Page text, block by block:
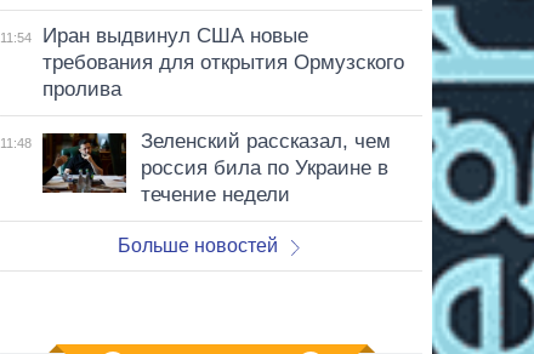
11:54
Иран выдвинул США новые
требования для открытия Ормузского
пролива
11:48
Зеленский рассказал, чем
россия била по Украине в
течение недели
Больше новостей